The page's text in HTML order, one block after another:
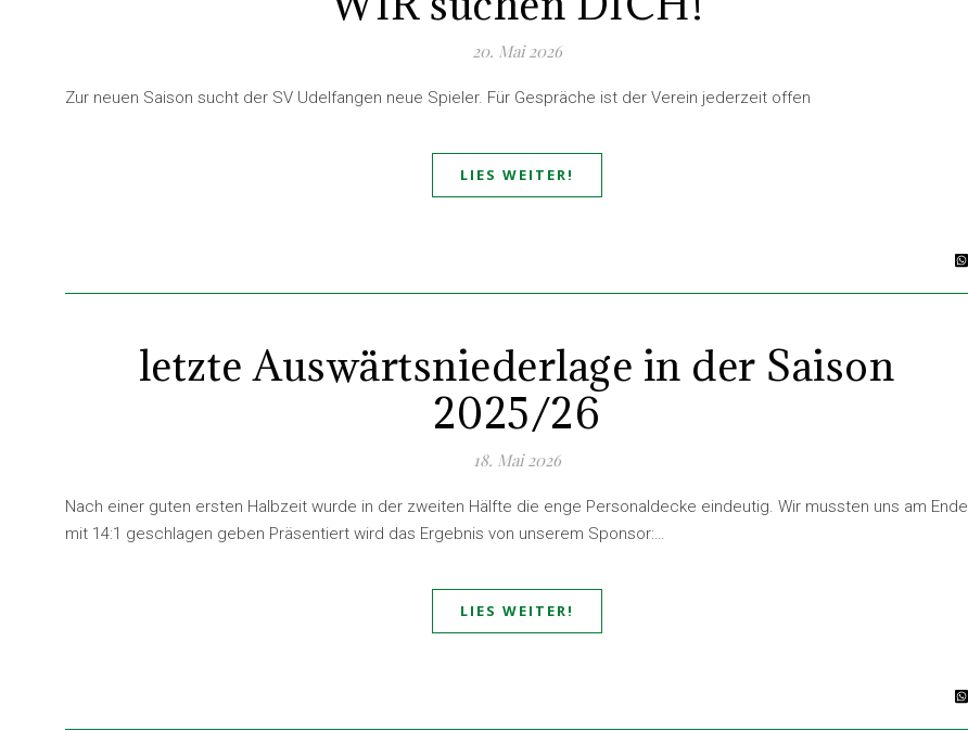
20. Mai 2026
Zur neuen Saison sucht der SV Udelfangen neue Spieler. Für Gespräche ist der Verein jederzeit offen
LIES WEITER!
letzte Auswärtsniederlage in der Saison
2025/26
18. Mai 2026
Nach einer guten ersten Halbzeit wurde in der zweiten Hälfte die enge Personaldecke eindeutig. Wir mussten uns am Ende
mit 14:1 geschlagen geben Präsentiert wird das Ergebnis von unserem Sponsor:…
LIES WEITER!